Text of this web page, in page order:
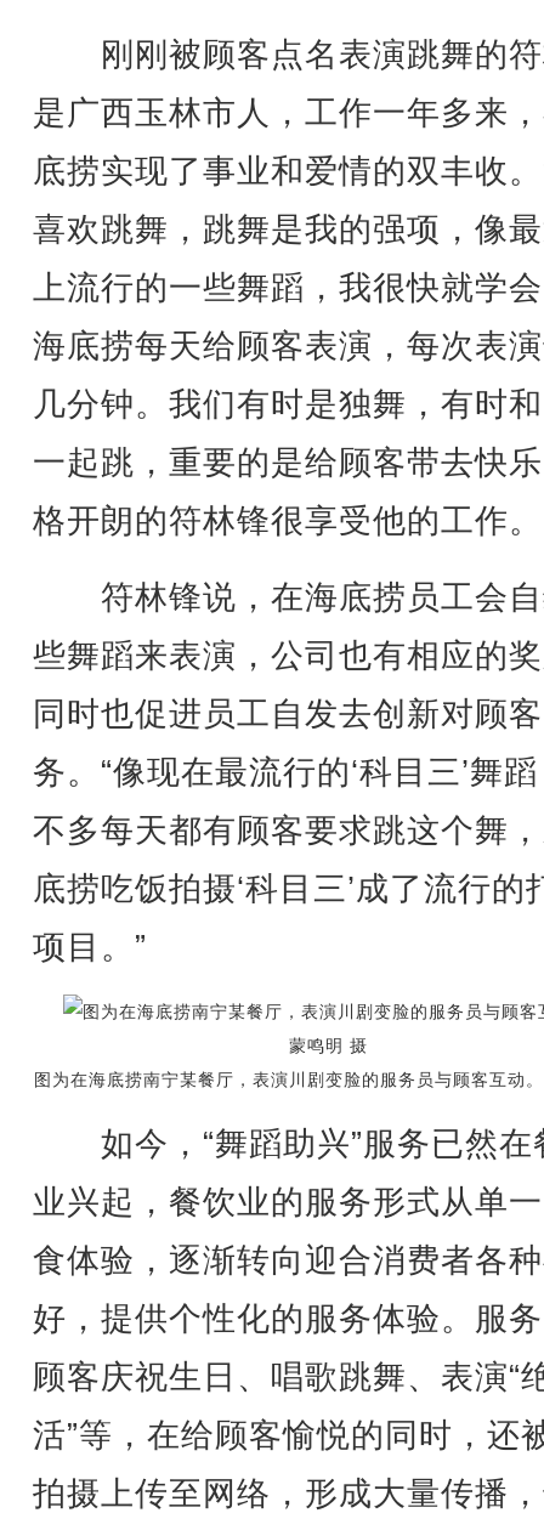
刚刚被顾客点名表演跳舞的
是广西玉林市人，工作一年多来
底捞实现了事业和爱情的双丰收
喜欢跳舞，跳舞是我的强项，像
上流行的一些舞蹈，我很快就学
海底捞每天给顾客表演，每次表
几分钟。我们有时是独舞，有时
一起跳，重要的是给顾客带去快
格开朗的符林锋很享受他的工作。
符林锋说，在海底捞员工会
些舞蹈来表演，公司也有相应的
同时也促进员工自发去创新对顾
务。“像现在最流行的‘科目三’舞
不多每天都有顾客要求跳这个舞
底捞吃饭拍摄‘科目三’成了流行的
项目。”
图为在海底捞南宁某餐厅，表演川剧变脸的服务员与顾客互动
如今，“舞蹈助兴”服务已然在
业兴起，餐饮业的服务形式从单
食体验，逐渐转向迎合消费者各
好，提供个性化的服务体验。服
顾客庆祝生日、唱歌跳舞、表演“
活”等，在给顾客愉悦的同时，还
拍摄上传至网络，形成大量传播